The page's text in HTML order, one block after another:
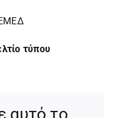
τύπου